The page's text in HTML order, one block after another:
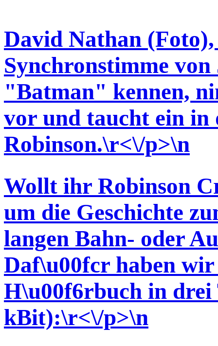
David Nathan (Foto),
Synchronstimme
"Batman" kennen,
vor und taucht ein in
Robinson.\r<\/p>\n
Wollt ihr Robinson
um die Geschichte
langen Bahn- oder
Daf\u00fcr haben
H\u00f6rbuch in drei
kBit):\r<\/p>\n